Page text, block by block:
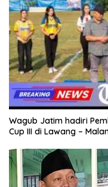
Wagub Jatim hadiri
Cup III di Lawang –